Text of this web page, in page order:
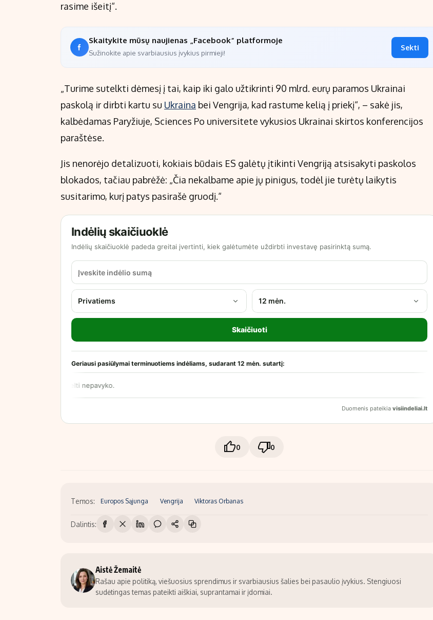
rasime išeitį“.
Skaitykite mūsų naujienas „Facebook“ platformoje
Sužinokite apie svarbiausius įvykius pirmieji!
Sekti
„Turime sutelkti dėmesį į tai, kaip iki galo užtikrinti 90 mlrd. eurų paramos Ukrainai
paskolą ir dirbti kartu su Ukraina bei Vengrija, kad rastume kelią į priekį“, – sakė jis,
kalbėdamas Paryžiuje, Sciences Po universitete vykusios Ukrainai skirtos konferencijos
paraštėse.
Jis nenorėjo detalizuoti, kokiais būdais ES galėtų įtikinti Vengriją atsisakyti paskolos
blokados, tačiau pabrėžė: „Čia nekalbame apie jų pinigus, todėl jie turėtų laikytis
susitarimo, kurį patys pasirašė gruodį.“
0 0
Temos: Europos Sąjunga Vengrija Viktoras Orbanas
Dalintis:
Aistė Žemaitė
Rašau apie politiką, viešuosius sprendimus ir svarbiausius šalies bei pasaulio įvykius. Stengiuosi
sudėtingas temas pateikti aiškiai, suprantamai ir įdomiai.